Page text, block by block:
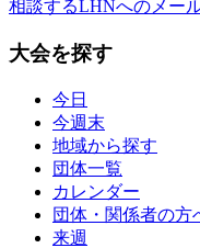
相談するLHNへのメー
大会を探す
今日
今週末
地域から探す
団体一覧
カレンダー
団体・関係者の方
来週